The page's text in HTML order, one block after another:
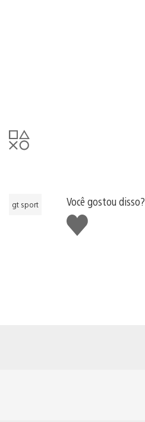
gt sport
Você gostou disso?
Curtir